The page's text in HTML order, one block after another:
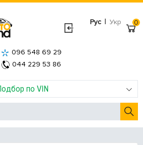
Рус | Укр
по VIN
096 548 69 29
044 229 53 86
0